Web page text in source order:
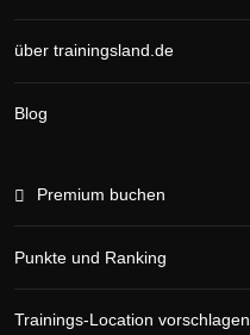
über trainingsland.de
Blog
Premium buchen
Punkte und Ranking
Trainings-Location vorschlagen